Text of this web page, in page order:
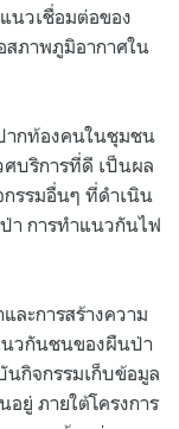
นวเชื่อมต่อของ
สภาพภูมิอากาศใน
ากท้องคนในชุมชน
ศบริการที่ดี เป็นผล
รรมอื่นๆ ที่ดำเนิน
า การทำแนวกันไฟ
ละการสร้างความ
วกันชนของผืนป่า
นกิจกรรมเก็บข้อมูล
ยู่ ภายใต้โครงการ